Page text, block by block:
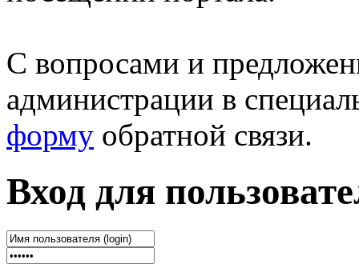
С вопросами и
администрации в
форму обратной связи.
Вход для